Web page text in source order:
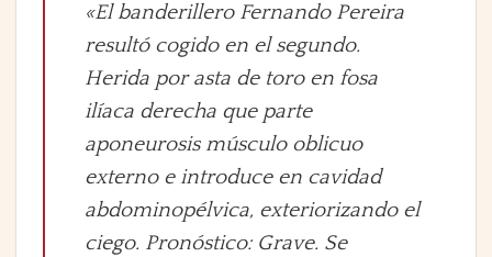
«El banderillero Fernando Pereira
resultó cogido en el segundo.
Herida por asta de toro en fosa
ilíaca derecha que parte
aponeurosis músculo oblicuo
externo e introduce en cavidad
abdominopélvica, exteriorizando el
ciego. Pronóstico: Grave. Se